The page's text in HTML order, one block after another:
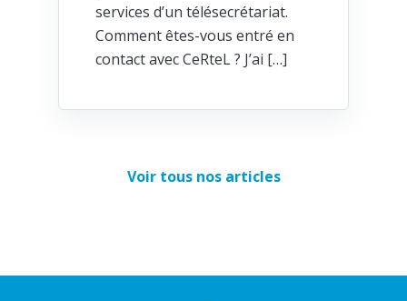
services d’un télésecrétariat.
Comment êtes-vous entré en
contact avec CeRteL ? J’ai […]
Voir tous nos articles